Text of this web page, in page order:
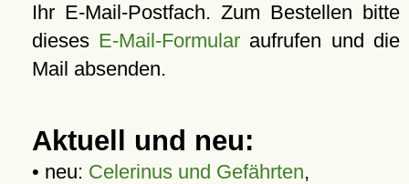
Ihr E-Mail-Postfach. Zum Bestellen bitte
dieses E-Mail-Formular aufrufen und die
Mail absenden.
Aktuell und neu:
• neu: Celerinus und Gefährten,